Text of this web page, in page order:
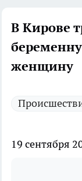
В Кирове
женщину
19 сентября